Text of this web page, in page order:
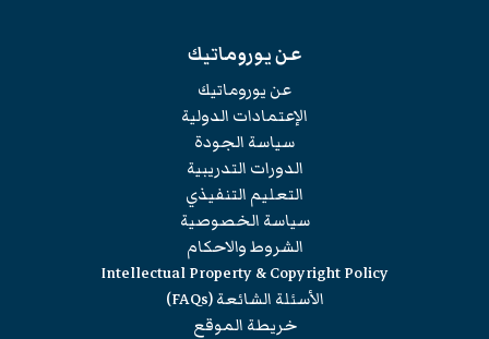
عن يوروماتيك
عن يوروماتيك
الإعتمادات الدولية
سياسة الجودة
الدورات التدريبية
التعليم التنفيذي
سياسة الخصوصية
الشروط والاحكام
Intellectual Property & Copyright Policy
الأسئلة الشائعة (FAQs)
خريطة الموقع